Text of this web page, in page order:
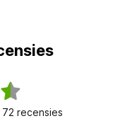
recensies